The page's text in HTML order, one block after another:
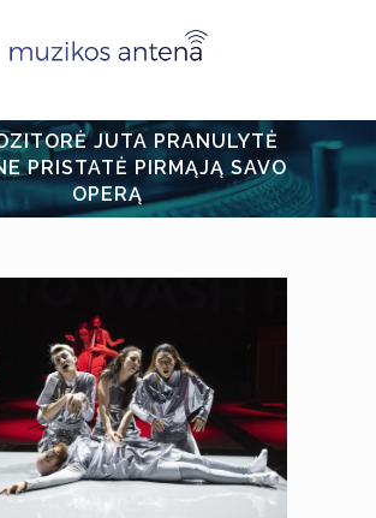
JUTA PRANULYTĖ
PRISTATĖ PIRMĄJĄ SAVO
OPERĄ